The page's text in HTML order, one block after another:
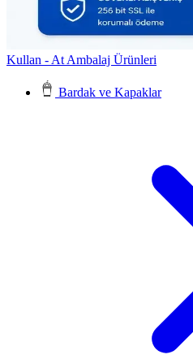
Kullan - At Ambalaj Ürünleri
Bardak ve Kapaklar